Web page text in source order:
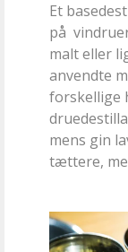
Et
på
malt eller
anvendte
forskellige
mens gin
tættere,